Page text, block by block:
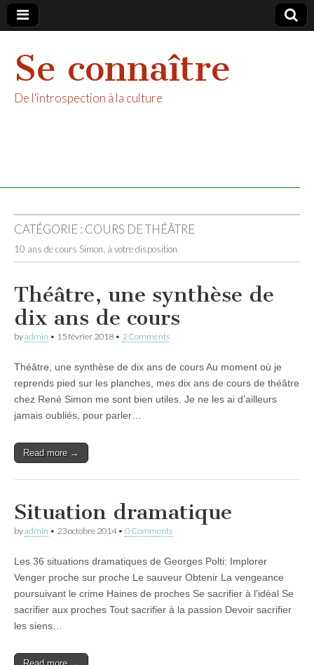
Se connaître
De l'introspection à la culture
CATÉGORIE : COURS DE THÉÂTRE
10 ans de cours Simon, à votre disposition
Théâtre, une synthèse de
dix ans de cours
byadmin • 15 février 2018 • 2 Comments
Théâtre, une synthèse de dix ans de cours Au moment où je
reprends pied sur les planches, mes dix ans de cours de théâtre
chez René Simon me sont bien utiles. Je ne les ai d’ailleurs
jamais oubliés, pour parler…
Read more →
Situation dramatique
byadmin • 23 octobre 2014• 0 Comments
Les 36 situations dramatiques de Georges Polti: Implorer
Venger proche sur proche Le sauveur Obtenir La vengeance
poursuivant le crime Haines de proches Se sacrifier à l’idéal Se
sacrifier aux proches Tout sacrifier à la passion Devoir sacrifier
les siens…